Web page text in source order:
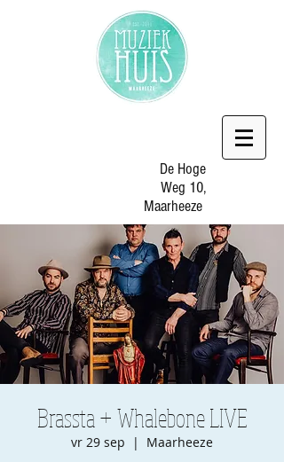
De Hoge
Weg 10,
Maarheeze
Brassta + Whalebone LIVE
vr 29 sep
  |
Maarheeze